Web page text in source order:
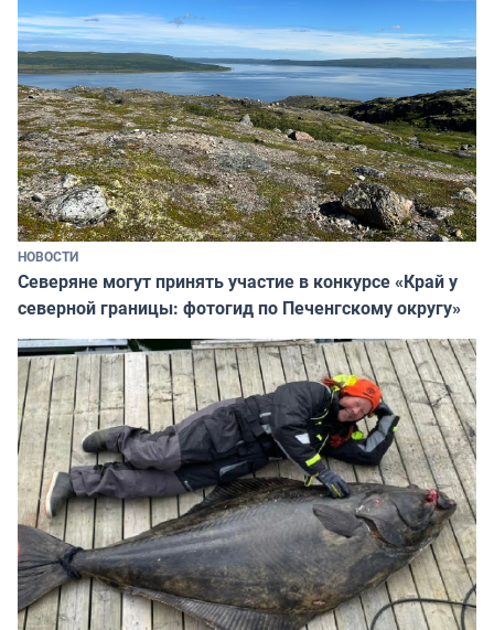
НОВОСТИ
Северяне могут принять участие в конкурсе «Край у
северной границы: фотогид по Печенгскому округу»